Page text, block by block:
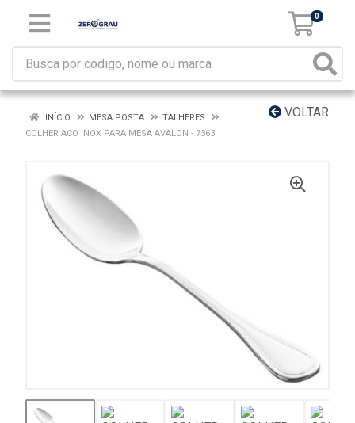
0
VOLTAR
INÍCIO MESA POSTA
TALHERES
COLHER ACO INOX PARA MESA AVALON - 7363